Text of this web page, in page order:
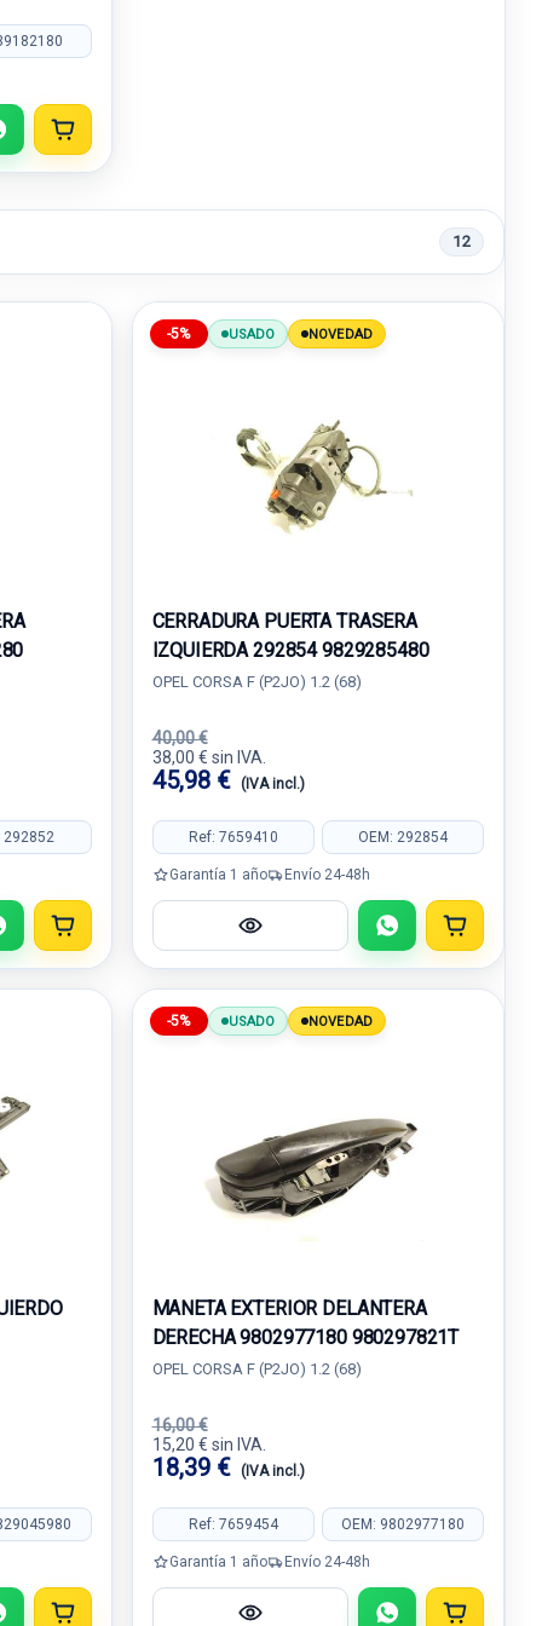
12
292852
-5% USADO NOVEDAD
CERRADURA PUERTA TRASERA
IZQUIERDA 292854 9829285480
OPEL CORSA F (P2JO) 1.2 (68)
40,00 €
38,00 € sin IVA.
45,98 € (IVA incl.)
Ref: 7659410 OEM: 292854
Garantía 1 año Envío 24-48h
-5% USADO NOVEDAD
MANETA EXTERIOR DELANTERA
DERECHA 9802977180 980297821T
OPEL CORSA F (P2JO) 1.2 (68)
16,00 €
15,20 € sin IVA.
18,39 € (IVA incl.)
Ref: 7659454 OEM: 9802977180
Garantía 1 año Envío 24-48h